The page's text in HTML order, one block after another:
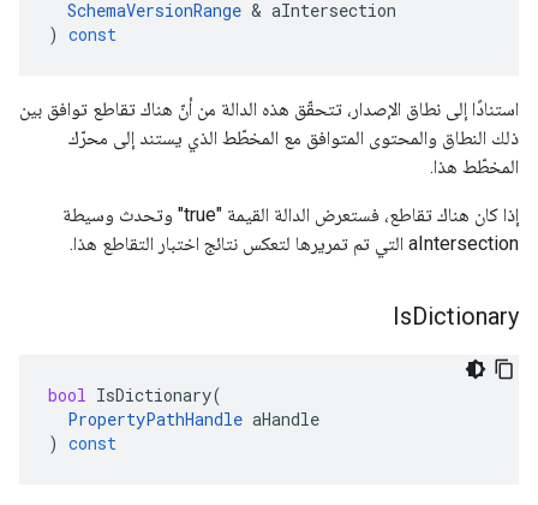
SchemaVersionRange & aIntersection
) const
استنادًا إلى نطاق الإصدار، تتحقّق هذه الدالة من أنّ هناك تقاطع توافق بين
ذلك النطاق والمحتوى المتوافق مع المخطّط الذي يستند إلى محرّك
المخطّط هذا.
إذا كان هناك تقاطع، فستعرض الدالة القيمة "true" وتحدث وسيطة
aIntersection التي تم تمريرها لتعكس نتائج اختبار التقاطع هذا.
IsDictionary
bool IsDictionary(
PropertyPathHandle aHandle
) const